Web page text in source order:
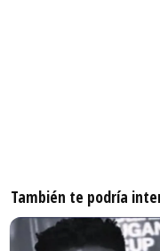
También te podría